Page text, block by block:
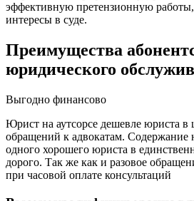
эффективную претензионную
интересы в суде.
Преимущества
юридического
Выгодно финансово
Юрист на аутсорсе дешевле юриста в
обращений к адвокатам. Содержание
одного хорошего юриста в
дорого. Так же как и разовое
при часовой оплате консультаций